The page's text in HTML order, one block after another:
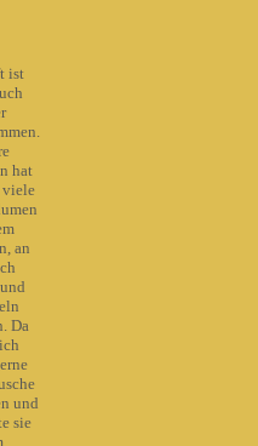
ist
hat
viele
an
Da
und
sie